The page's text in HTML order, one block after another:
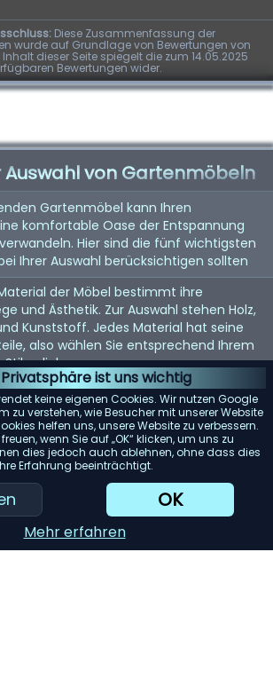
ist uns wichtig
keine eigenen Cookies. Wir nutzen Google
zu verstehen, wie Besucher mit unserer Website
helfen uns, unsere Website zu verbessern.
wenn Sie auf „OK“ klicken, um uns zu
dies jedoch auch ablehnen, ohne dass dies
Erfahrung beeinträchtigt.
OK
Mehr erfahren
Diese Zusammenfassung der
wurde auf Grundlage von Bewertungen von
dieser Seite spiegelt die zum 14.05.2025
Bewertungen wider.
Auswahl von Gartenmöbeln
Gartenmöbel kann Ihren
komfortable Oase der Entspannung
Hier sind die fünf wichtigsten
Ihrer Auswahl berücksichtigen sollten
der Möbel bestimmt ihre
und Ästhetik. Zur Auswahl stehen Holz,
Kunststoff. Jedes Material hat seine
also wählen Sie entsprechend Ihrem
Stilvorlieben.
ist der Schlüssel, wenn es um
Suchen Sie nach ergonomisch
mit ausreichender Polsterung oder
Kissen hinzuzufügen.
Sie die Größe Ihres Gartens und
Sie sicher, dass die von Ihnen
gut in Ihren Bereich passen, ohne
oder zu leer wirkt.